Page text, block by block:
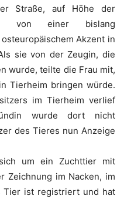
Straße, auf Höhe der
von einer bislang
Akzent in
sie von der Zeugin, die
wurde, teilte die Frau mit,
Tierheim bringen würde.
im Tierheim verlief
wurde dort nicht
des Tieres nun Anzeige
um ein Zuchttier mit
Zeichnung im Nacken, im
Tier ist registriert und hat